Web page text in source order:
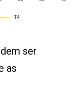
ser
as